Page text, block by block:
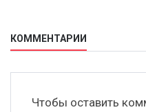
КОММЕНТАРИИ
Чтобы оставить